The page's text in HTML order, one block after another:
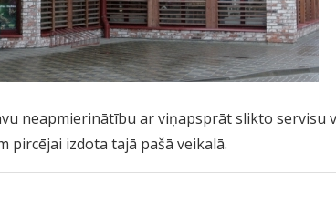
neapmierinātību ar viņapsprāt slikto servisu
pircējai izdota tajā pašā veikalā.